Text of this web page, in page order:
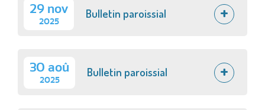
29 nov
2025
Bulletin paroissial
30 aoû
2025
Bulletin paroissial